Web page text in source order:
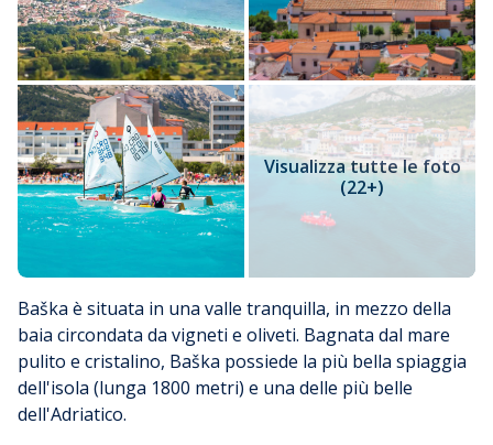
Baška è situata in una valle tranquilla, in mezzo della
baia circondata da vigneti e oliveti. Bagnata dal mare
pulito e cristalino, Baška possiede la più bella spiaggia
dell'isola (lunga 1800 metri) e una delle più belle
dell'Adriatico.
Visualizza tutte le foto
(22+)